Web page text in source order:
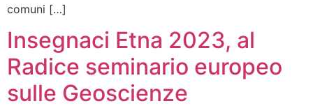
comuni […]
Insegnaci Etna 2023, al
Radice seminario europeo
sulle Geoscienze